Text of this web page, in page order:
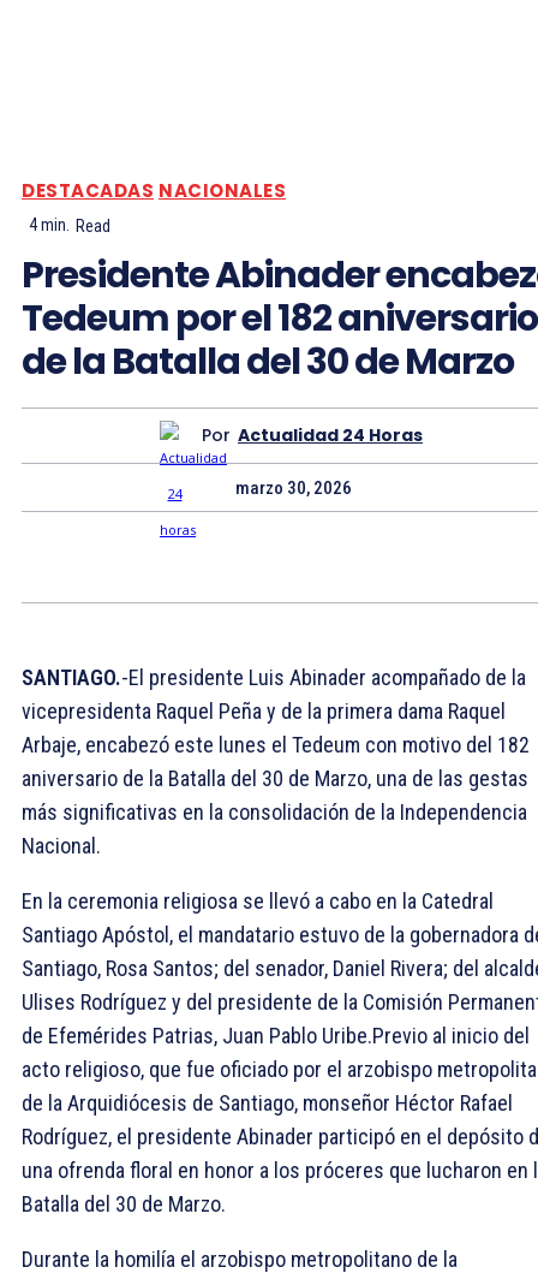
DESTACADAS NACIONALES
4min. Read
Presidente Abinader
Tedeum por el 182 aniversario
de la Batalla del 30 de Marzo
Por Actualidad 24 Horas
marzo 30, 2026
SANTIAGO.-El presidente Luis Abinader acompañado de la
vicepresidenta Raquel Peña y de la primera dama Raquel
Arbaje, encabezó este lunes el Tedeum con motivo del 182
aniversario de la Batalla del 30 de Marzo, una de las gestas
más significativas en la consolidación de la Independencia
Nacional.
En la ceremonia religiosa se llevó a cabo en la Catedral
Santiago Apóstol, el mandatario estuvo de la gobernadora
Santiago, Rosa Santos; del senador, Daniel Rivera; del
Ulises Rodríguez y del presidente de la Comisión
de Efemérides Patrias, Juan Pablo Uribe.Previo al inicio del
acto religioso, que fue oficiado por el arzobispo
de la Arquidiócesis de Santiago, monseñor Héctor Rafael
Rodríguez, el presidente Abinader participó en el depósito
una ofrenda floral en honor a los próceres que lucharon en
Batalla del 30 de Marzo.
Durante la homilía el arzobispo metropolitano de la